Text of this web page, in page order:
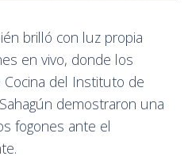
brilló con luz propia
en vivo, donde los
del Instituto de
demostraron una
fogones ante el